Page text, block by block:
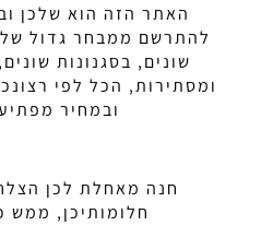
האתר הזה הוא שלכן
להתרשם ממבחר גדול
שונים, בסגנונות
ומסתירות, הכל לפי
ובמחיר
חנה מאחלת לכן
חלומותיכן, ממש